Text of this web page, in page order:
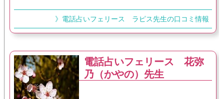
》電話占いフェリース ラピス先生の口コミ情報
電話占いフェリース 花弥
乃（かやの）先生